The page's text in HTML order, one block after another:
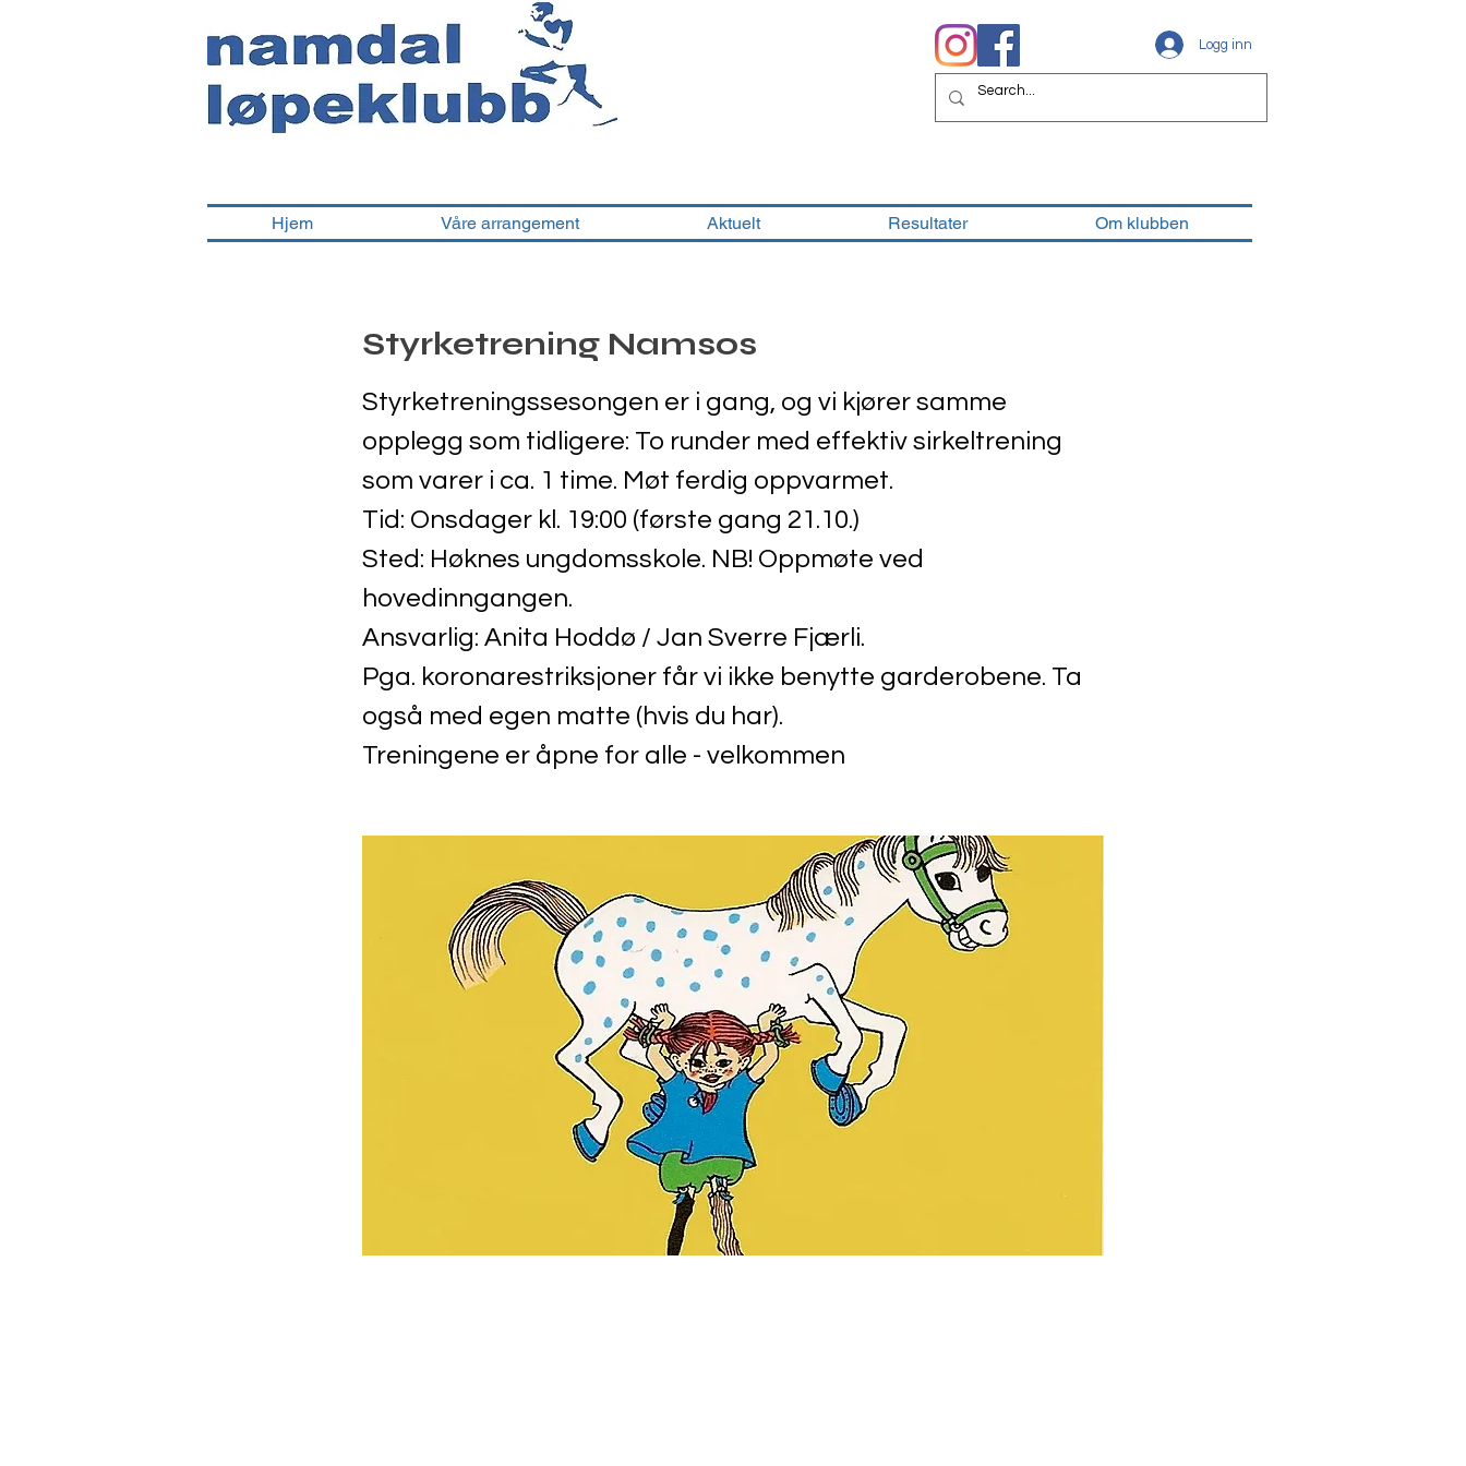
Logg inn
Hjem Våre arrangement Aktuelt Resultater Om klubben
Styrketrening Namsos
Styrketreningssesongen er i gang, og vi kjører samme
opplegg som tidligere: To runder med effektiv sirkeltrening
som varer i ca. 1 time. Møt ferdig oppvarmet.
Tid: Onsdager kl. 19:00 (første gang 21.10.)
Sted: Høknes ungdomsskole. NB! Oppmøte ved
hovedinngangen.
Ansvarlig: Anita Hoddø / Jan Sverre Fjærli.
Pga. koronarestriksjoner får vi ikke benytte garderobene. Ta
også med egen matte (hvis du har).
Treningene er åpne for alle - velkommen